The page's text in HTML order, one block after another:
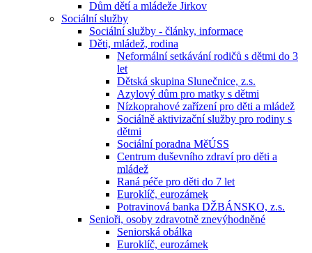
Dům dětí a mládeže Jirkov
Sociální služby
Sociální služby - články, informace
Děti, mládež, rodina
Neformální setkávání rodičů s dětmi do 3
let
Dětská skupina Slunečnice, z.s.
Azylový dům pro matky s dětmi
Nízkoprahové zařízení pro děti a mládež
Sociálně aktivizační služby pro rodiny s
dětmi
Sociální poradna MěÚSS
Centrum duševního zdraví pro děti a
mládež
Raná péče pro děti do 7 let
Euroklíč, eurozámek
Potravinová banka DŽBÁNSKO, z.s.
Senioři, osoby zdravotně znevýhodněné
Seniorská obálka
Euroklíč, eurozámek